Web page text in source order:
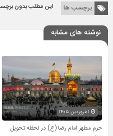
برچسب ها این مطلب بدون
نوشته های مشابه
حرم مطهر امام رضا (ع) در لحظه تحویل